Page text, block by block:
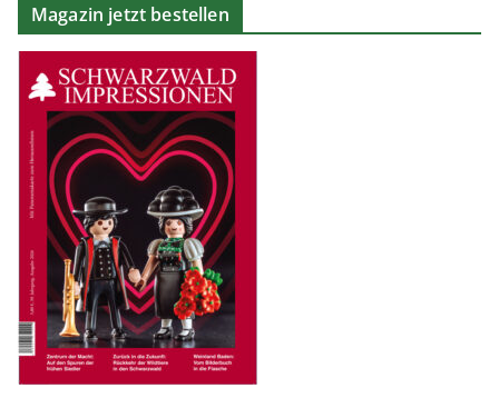
Magazin jetzt bestellen